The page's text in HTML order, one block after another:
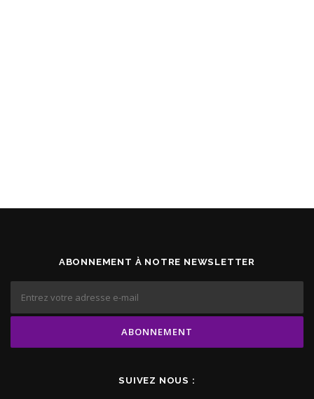
ABONNEMENT À NOTRE NEWSLETTER
SUIVEZ NOUS :